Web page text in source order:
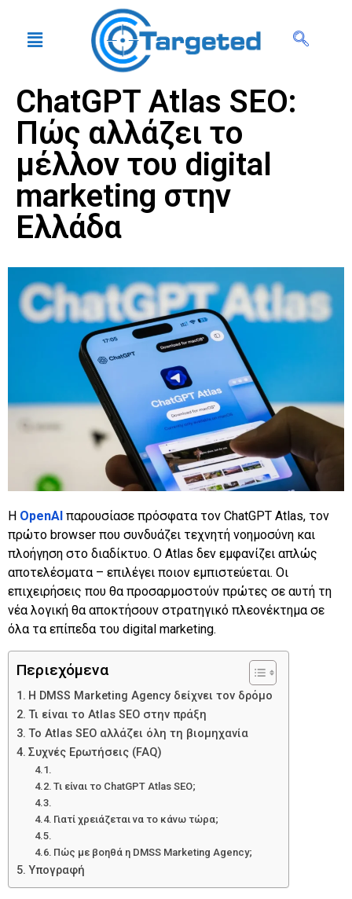
ChatGPT Atlas SEO:
Πώς αλλάζει το
μέλλον του digital
marketing στην
Ελλάδα
Η OpenAI παρουσίασε πρόσφατα τον ChatGPT Atlas, τον
πρώτο browser που συνδυάζει τεχνητή νοημοσύνη και
πλοήγηση στο διαδίκτυο. Ο Atlas δεν εμφανίζει απλώς
αποτελέσματα – επιλέγει ποιον εμπιστεύεται. Οι
επιχειρήσεις που θα προσαρμοστούν πρώτες σε αυτή τη
νέα λογική θα αποκτήσουν στρατηγικό πλεονέκτημα σε
όλα τα επίπεδα του digital marketing.
Περιεχόμενα
Η DMSS Marketing Agency δείχνει τον δρόμο
Τι είναι το Atlas SEO στην πράξη
Το Atlas SEO αλλάζει όλη τη βιομηχανία
Συχνές Ερωτήσεις (FAQ)
Τι είναι το ChatGPT Atlas SEO;
Γιατί χρειάζεται να το κάνω τώρα;
Πώς με βοηθά η DMSS Marketing Agency;
Υπογραφή